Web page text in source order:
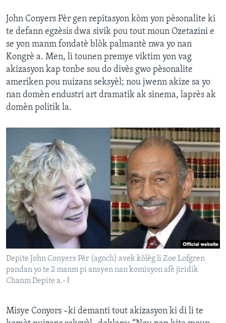
John Conyers Pèr gen repitasyon kòm yon pèsonalite ki
te defann egzèsis dwa sivik pou tout moun Ozetazini e
se yon manm fondatè blòk palmantè nwa yo nan
Kongrè a. Men, li tounen premye viktim yon vag
akizasyon kap tonbe sou do divès gwo pèsonalite
ameriken pou nuizans seksyèl; nou jwenn akize sa yo
nan domèn endustri art dramatik ak sinema, laprès ak
domèn politik la.
Depite John Conyers Pèr (agoch) avek kòlèg li Zoe Lofgren
pandan yo te 2 manm pi ansyen nan komisyon afè jiridik
Chanm Depite a.- ا
Misye Conyors –ki demanti tout akizasyon ki di li te